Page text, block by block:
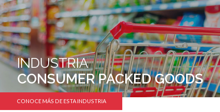
INDUSTRIA
CONSUMER PACKED GOODS
CONOCE MÁS DE ESTA INDUSTRIA